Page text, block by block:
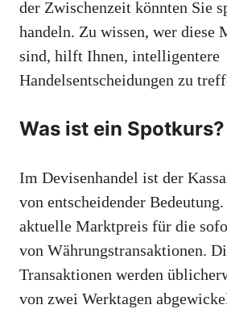
der Zwischenzeit könnten Sie
handeln. Zu wissen, wer diese
sind, hilft Ihnen, intelligentere
Handelsentscheidungen zu
Was ist ein Spotkurs?
Im Devisenhandel ist der
von entscheidender
aktuelle Marktpreis für die
von Währungstransaktionen.
Transaktionen werden
von zwei Werktagen